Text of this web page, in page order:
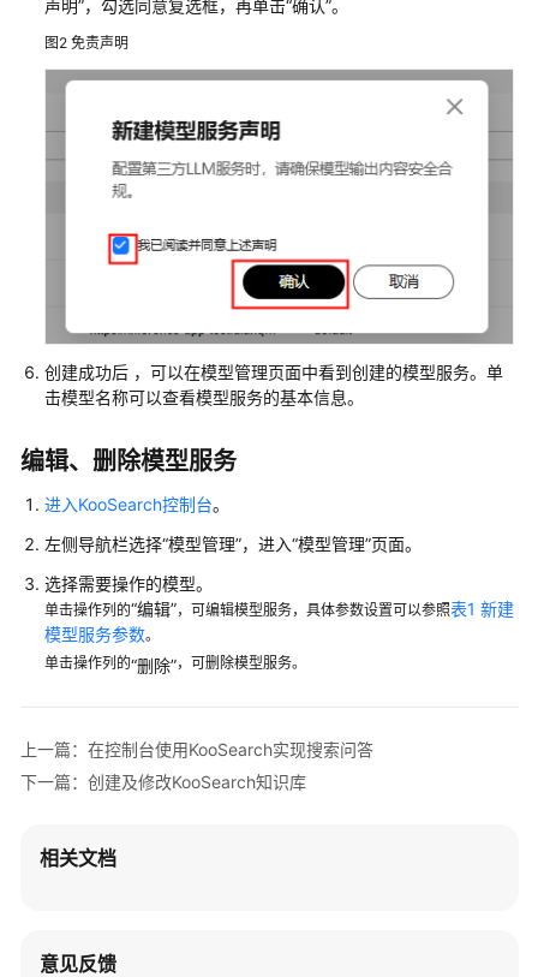
管
理
用
KooSearch
实
索
问
升
级
KooSearch
服
管
理
档
务
声明”，勾选同意复选框，再单击“确认”。
图2 免责声明
创建成功后 ，可以在模型管理页面中看到创建的模型服务。单
击模型名称可以查看模型服务的基本信息。
编辑、删除模型服务
进入KooSearch控制台。
左侧导航栏选择“模型管理”，进入“模型管理”页面。
选择需要操作的模型。
单击操作列的“编辑”，可编辑模型服务，具体参数设置可以参照表1 新建
模型服务参数。
单击操作列的“删除”，可删除模型服务。
上一篇：在控制台使用KooSearch实现搜索问答
下一篇：创建及修改KooSearch知识库
相关文档
意见反馈